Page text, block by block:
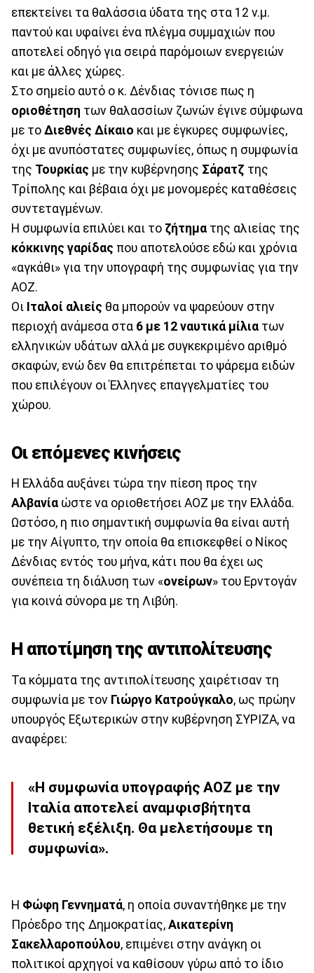
επεκτείνει τα θαλάσσια ύδατα της στα 12 ν.μ.
παντού και υφαίνει ένα πλέγμα συμμαχιών που
αποτελεί οδηγό για σειρά παρόμοιων ενεργειών
και με άλλες χώρες.
Στο σημείο αυτό ο κ. Δένδιας τόνισε πως η
οριοθέτηση των θαλασσίων ζωνών έγινε σύμφωνα
με το Διεθνές Δίκαιο και με έγκυρες συμφωνίες,
όχι με ανυπόστατες συμφωνίες, όπως η συμφωνία
της Τουρκίας με την κυβέρνησης Σάρατζ της
Τρίπολης και βέβαια όχι με μονομερές καταθέσεις
συντεταγμένων.
Η συμφωνία επιλύει και το ζήτημα της αλιείας της
κόκκινης γαρίδας που αποτελούσε εδώ και χρόνια
«αγκάθι» για την υπογραφή της συμφωνίας για την
ΑΟΖ.
Οι Ιταλοί αλιείς θα μπορούν να ψαρεύουν στην
περιοχή ανάμεσα στα 6 με 12 ναυτικά μίλια των
ελληνικών υδάτων αλλά με συγκεκριμένο αριθμό
σκαφών, ενώ δεν θα επιτρέπεται το ψάρεμα ειδών
που επιλέγουν οι Έλληνες επαγγελματίες του
χώρου.
Οι επόμενες κινήσεις
Η Ελλάδα αυξάνει τώρα την πίεση προς την
Αλβανία ώστε να οριοθετήσει ΑΟΖ με την Ελλάδα.
Ωστόσο, η πιο σημαντική συμφωνία θα είναι αυτή
με την Αίγυπτο, την οποία θα επισκεφθεί ο Νίκος
Δένδιας εντός του μήνα, κάτι που θα έχει ως
συνέπεια τη διάλυση των «ονείρων» του Ερντογάν
για κοινά σύνορα με τη Λιβύη.
Η αποτίμηση της αντιπολίτευσης
Τα κόμματα της αντιπολίτευσης χαιρέτισαν τη
συμφωνία με τον Γιώργο Κατρούγκαλο, ως πρώην
υπουργός Εξωτερικών στην κυβέρνηση ΣΥΡΙΖΑ, να
αναφέρει:
«Η συμφωνία υπογραφής ΑΟΖ με την
Ιταλία αποτελεί αναμφισβήτητα
θετική εξέλιξη. Θα μελετήσουμε τη
συμφωνία».
Η Φώφη Γεννηματά, η οποία συναντήθηκε με την
Πρόεδρο της Δημοκρατίας, Αικατερίνη
Σακελλαροπούλου, επιμένει στην ανάγκη οι
πολιτικοί αρχηγοί να καθίσουν γύρω από το ίδιο